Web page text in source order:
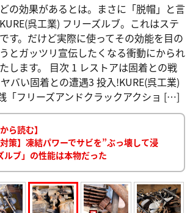
の効果があるとは。まさに「脱帽」と言
呉工業) フリーズルブ。これはステ
す。だけど実際に使ってその効能を目の
とガッツリ宣伝したくなる衝動にかられ
します。 目次 1 レストアは固着との戦
バい固着との遭遇3 投入!KURE(呉工業)
「フリーズアンドクラックアクショ […]
ら読む】
対策】凍結パワーでサビを”ぶっ壊して浸
ルブ」の性能は本物だった